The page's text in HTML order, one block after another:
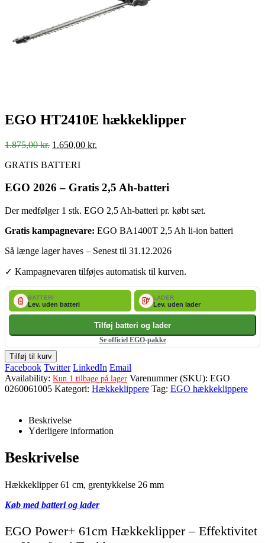
EGO HT2410E hækkeklipper
1.875,00kr. Den
pris
1.875,00 kr..
1.650,00 kr.
1.650,00 kr..
GRATIS BATTERI
EGO 2026 – Gratis 2,5 Ah-batteri
Der medfølger 1 stk. EGO 2,5 Ah-batteri pr. købt sæt.
Gratis kampagnevare: EGO BA1400T 2,5 Ah li-ion batteri
Så længe lager haves – Senest til 31.12.2026
✓ Kampagnevaren tilføjes automatisk til kurven.
BATTERI
Lev. uden batteri
LADER
Lev. uden lader
Tilføj batteri og lader
Se officiel EGO-pakke
Tilføj til kurv
Facebook Twitter LinkedIn Email
Availability: Kun 1 tilbage på lager Varenummer (SKU): EGO
0260061005 Kategori: Hækkeklippere Tag: EGO hækkeklippere
Beskrivelse
Yderligere information
Beskrivelse
Hækkeklipper 61 cm, grentykkelse 26 mm
Køb med batteri og lader
EGO Power+ 61cm Hækkeklipper – Effektivitet